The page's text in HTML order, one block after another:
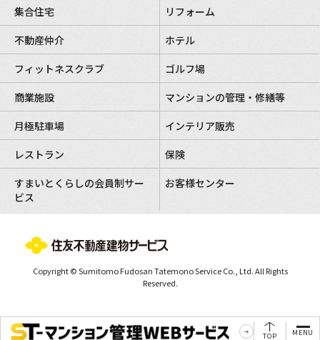
TOP MENU
集合住宅
リフォーム
不動産仲介
ホテル
フィットネスクラブ
ゴルフ場
商業施設
マンションの管理・修繕等
月極駐車場
インテリア販売
レストラン
保険
すまいとくらしの会員制サー
ビス
お客様センター
Copyright © Sumitomo Fudosan Tatemono Service Co., Ltd. All Rights
Reserved.